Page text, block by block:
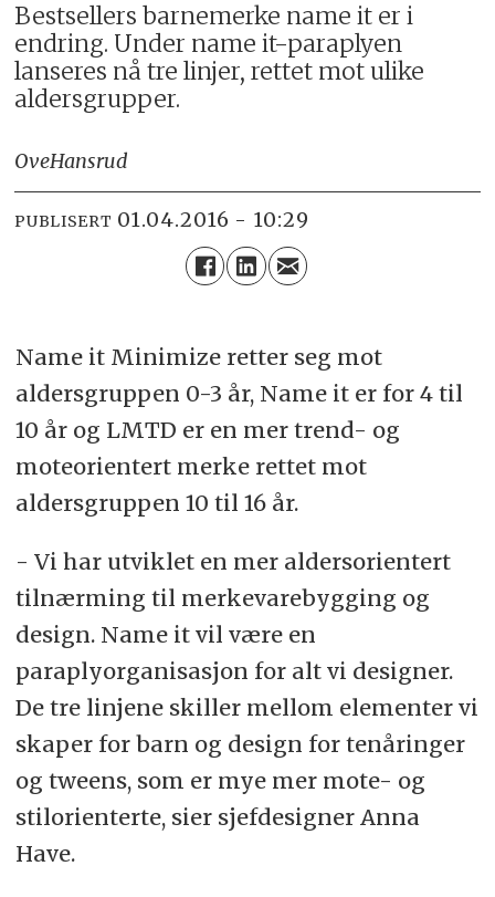
Bestsellers barnemerke name it er i
endring. Under name it-paraplyen
lanseres nå tre linjer, rettet mot ulike
aldersgrupper.
OveHansrud
PUBLISERT 01.04.2016 - 10:29
Name it Minimize retter seg mot
aldersgruppen 0-3 år, Name it er for 4 til
10 år og LMTD er en mer trend- og
moteorientert merke rettet mot
aldersgruppen 10 til 16 år.
- Vi har utviklet en mer aldersorientert
tilnærming til merkevarebygging og
design. Name it vil være en
paraplyorganisasjon for alt vi designer.
De tre linjene skiller mellom elementer vi
skaper for barn og design for tenåringer
og tweens, som er mye mer mote- og
stilorienterte, sier sjefdesigner Anna
Have.